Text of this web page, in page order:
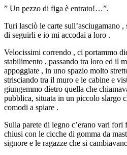
” Un pezzo di figa è entrato!…”.
Turi lasciò le carte sull’asciugamano
di seguirli e io mi accodai a loro .
Velocissimi correndo , ci portammo
stabilimento , passando tra loro ed il
appoggiate , in uno spazio molto
strisciando tra il muro e le cabine e
giungemmo dietro quella che
pubblica, situata in un piccolo slargo
comodi a spiare .
Sulla parete di legno c’erano vari fori
chiusi con le cicche di gomma da
signore e le ragazze che si